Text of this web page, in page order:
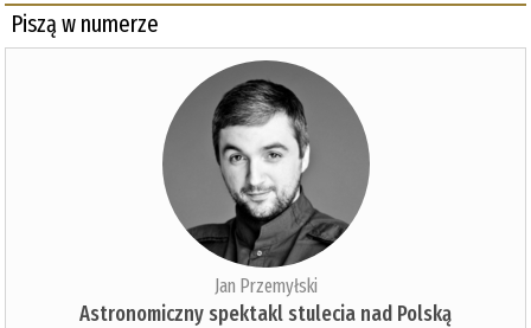
Piszą w numerze
Jan Przemyłski
Astronomiczny spektakl stulecia nad Polską